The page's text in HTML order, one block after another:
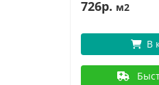
726р. м2
В